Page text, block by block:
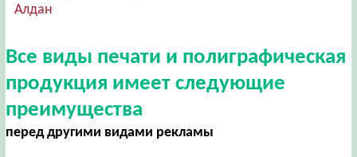
Алдан
Все виды печати и полиграфическая
продукция имеет следующие
преимущества
перед другими видами рекламы